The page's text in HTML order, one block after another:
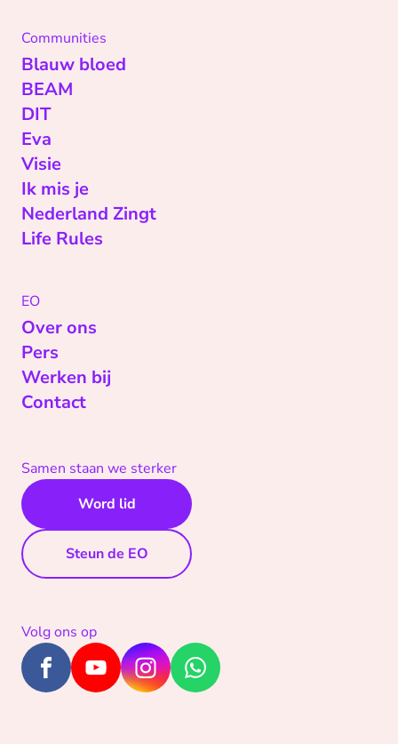
Communities
Blauw bloed
BEAM
DIT
Eva
Visie
Ik mis je
Nederland Zingt
Life Rules
EO
Over ons
Pers
Werken bij
Contact
Samen staan we sterker
Word lid
Steun de EO
Volg ons op